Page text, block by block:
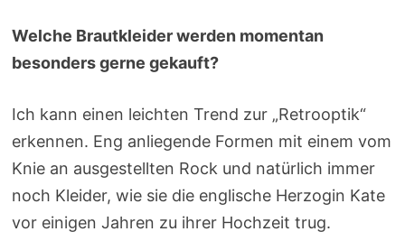
Welche Brautkleider werden momentan
besonders gerne gekauft?
Ich kann einen leichten Trend zur „Retrooptik“
erkennen. Eng anliegende Formen mit einem vom
Knie an ausgestellten Rock und natürlich immer
noch Kleider, wie sie die englische Herzogin Kate
vor einigen Jahren zu ihrer Hochzeit trug.